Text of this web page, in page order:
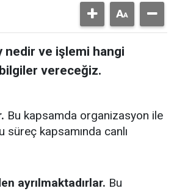
nedir ve işlemi hangi
vereceğiz.
Bu kapsamda organizasyon ile
süreç kapsamında canlı
ayrılmaktadırlar. Bu